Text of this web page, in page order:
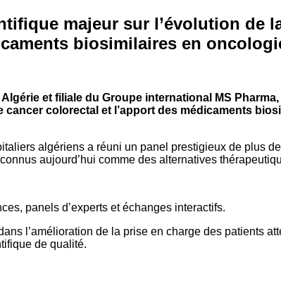
majeur sur l’évolution de
biosimilaires en
et filiale du Groupe international MS
colorectal et l’apport des médicaments
algériens a réuni un panel prestigieux de plus
aujourd’hui comme des alternatives
panels d’experts et échanges interactifs.
l’amélioration de la prise en charge des patients
de qualité.